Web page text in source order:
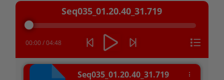
Tocador
áudio
Seq035_01.20.40_31.719
00:00 /04:48
Seq035_01.20.40_31.719